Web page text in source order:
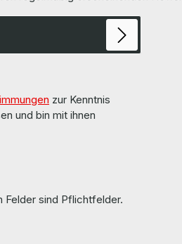
zur Kenntnis
und bin mit ihnen
Felder sind Pflichtfelder.